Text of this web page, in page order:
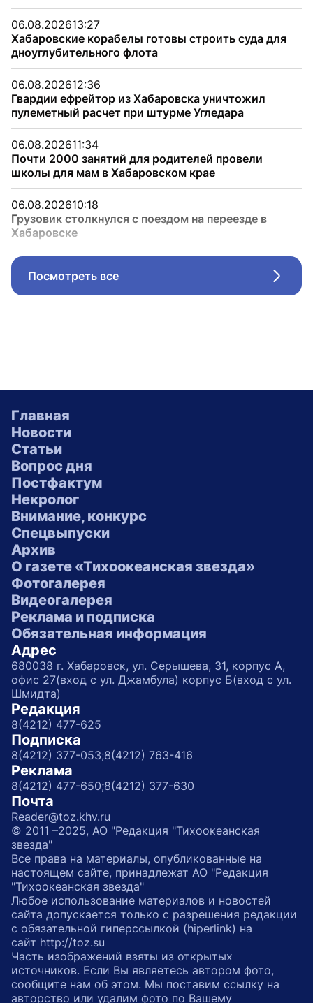
06.08.202613:27
Хабаровские корабелы готовы строить суда для
дноуглубительного флота
06.08.202612:36
Гвардии ефрейтор из Хабаровска уничтожил
пулеметный расчет при штурме Угледара
06.08.202611:34
Почти 2000 занятий для родителей провели
школы для мам в Хабаровском крае
06.08.202610:18
Грузовик столкнулся с поездом на переезде в
Хабаровске
Посмотреть все
Главная
Новости
Статьи
Вопрос дня
Постфактум
Некролог
Внимание, конкурс
Спецвыпуски
Архив
О газете «Тихоокеанская звезда»
Фотогалерея
Видеогалерея
Реклама и подписка
Обязательная информация
Адрес
680038 г. Хабаровск, ул. Серышева, 31, корпус А,
офис 27(вход с ул. Джамбула) корпус Б(вход с ул.
Шмидта)
Редакция
8(4212) 477-625
Подписка
8(4212) 377-053;8(4212) 763-416
Реклама
8(4212) 477-650;8(4212) 377-630
Почта
Reader@toz.khv.ru
© 2011 –2025, АО "Редакция "Тихоокеанская
звезда"
Все права на материалы, опубликованные на
настоящем сайте, принадлежат АО "Редакция
"Тихоокеанская звезда"
Любое использование материалов и новостей
сайта допускается только с разрешения редакции
с обязательной гиперссылкой (hiperlink) на
сайт http://toz.su
Часть изображений взяты из открытых
источников. Если Вы являетесь автором фото,
сообщите нам об этом. Мы поставим ссылку на
авторство или удалим фото по Вашему